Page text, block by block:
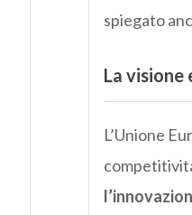
spiegato
La
L’Unione